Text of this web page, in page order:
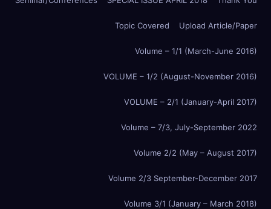
Topic Covered Upload Article/Paper
Volume – 1/1 (March-June 2016)
VOLUME – 1/2 (August-November 2016)
VOLUME – 2/1 (January-April 2017)
Volume – 7/3, July-September 2022
Volume 2/2 (May – August 2017)
Volume 2/3 September-December 2017
Volume 3/1 (January – March 2018)